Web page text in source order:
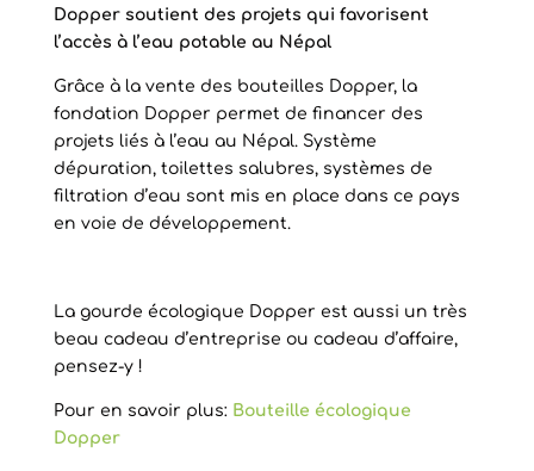
Dopper soutient des projets qui favorisent
l’accès à l’eau potable au Népal
Grâce à la vente des bouteilles Dopper, la
fondation Dopper permet de financer des
projets liés à l’eau au Népal. Système
dépuration, toilettes salubres, systèmes de
filtration d’eau sont mis en place dans ce pays
en voie de développement.
La gourde écologique Dopper est aussi un très
beau cadeau d’entreprise ou cadeau d’affaire,
pensez-y !
Pour en savoir plus: Bouteille écologique
Dopper